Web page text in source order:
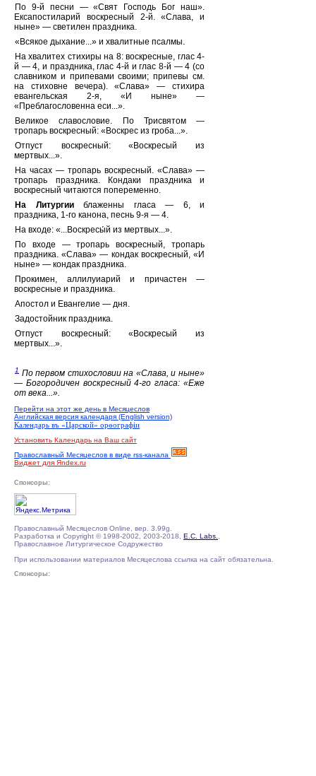
По 9-й песни — «Свят Господь Бог наш».
Ексапостиларий воскресный 2-й. «Слава, и
ныне» — светилен праздника.
«Всякое дыхание...» и хвалитные псалмы.
На хвалитех стихиры на 8: воскресные, глас 4-
й — 4, и праздника, глас 4-й и глас 8-й — 4 (со
славником и припевами своими; припевы см.
на стиховне вечера). «Слава» — стихира
евангельская 2-я, «И ныне» —
«Преблагословенна еси...».
Великое славословие. По Трисвятом —
тропарь воскресный: «Воскрес из гроба...».
Отпуст воскресный: «Воскресый из
мертвых...».
На часах — тропарь воскресный. «Слава» —
тропарь праздника. Кондаки праздника и
воскресный читаются попеременно.
На Литургииблаженны гласа — 6, и
праздника, 1-го канона, песнь 9-я — 4.
На входе: «...Воскресы́й из мертвых...».
По входе — тропарь воскресный, тропарь
праздника. «Слава» — кондак воскресный, «И
ныне» — кондак праздника.
Прокимен, аллилуиарий и причастен —
воскресные и праздника.
Апостол и Евангелие — дня.
Задостойник праздника.
Отпуст воскресный: «Воскресый из
мертвых...».
1 По первом стихословии на «Слава, и ныне»
— Богородичен воскресный 4-го гласа: «Еже
от века...».
Перейти на этот же день в Месяцеслов
Английская версия календаря (English version)
Календарь въ «Царской» орѳографiи
Установить Календарь на Ваш сайт
Православный Месяцеслов в виде rss-канала
Виджет для Яndex.ru
Спонсоры:
Православный Месяцеслов Online, вер. 3.99g.
Разработка и Copyright © 1998-2002, 2003-2018, E.C. Labs.
Православное Литургическое Содружество
При использовании материалов Месяцеслова ссылка на сайт обязательна.
Спонсоры: